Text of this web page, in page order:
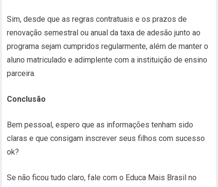
Sim, desde que as regras contratuais e os prazos de
renovação semestral ou anual da taxa de adesão junto ao
programa sejam cumpridos regularmente, além de manter o
aluno matriculado e adimplente com a instituição de ensino
parceira.
Conclusão
Bem pessoal, espero que as informações tenham sido
claras e que consigam inscrever seus filhos com sucesso
ok?
Se não ficou tudo claro, fale com o Educa Mais Brasil no